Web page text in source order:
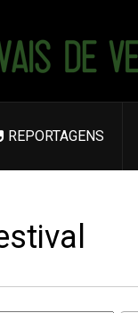
REPORTAGENS